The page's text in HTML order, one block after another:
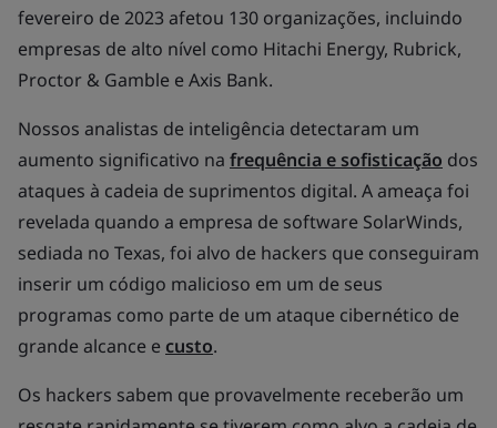
fevereiro de 2023 afetou 130 organizações, incluindo
empresas de alto nível como Hitachi Energy, Rubrick,
Proctor & Gamble e Axis Bank.
Nossos analistas de inteligência detectaram um
aumento significativo na frequência e sofisticação dos
ataques à cadeia de suprimentos digital. A ameaça foi
revelada quando a empresa de software SolarWinds,
sediada no Texas, foi alvo de hackers que conseguiram
inserir um código malicioso em um de seus
programas como parte de um ataque cibernético de
grande alcance e custo.
Os hackers sabem que provavelmente receberão um